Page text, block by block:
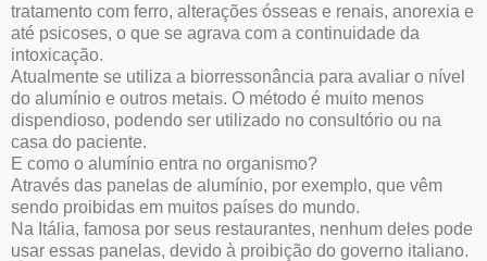
tratamento com ferro, alterações ósseas e renais, anorexia e
até psicoses, o que se agrava com a continuidade da
intoxicação.
Atualmente se utiliza a biorressonância para avaliar o nível
do alumínio e outros metais. O método é muito menos
dispendioso, podendo ser utilizado no consultório ou na
casa do paciente.
E como o alumínio entra no organismo?
Através das panelas de alumínio, por exemplo, que vêm
sendo proibidas em muitos países do mundo.
Na Itália, famosa por seus restaurantes, nenhum deles pode
usar essas panelas, devido à proibição do governo italiano.